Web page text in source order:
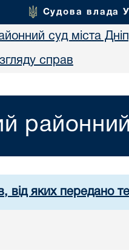
Судова влада
суд міста
справ
від яких передано